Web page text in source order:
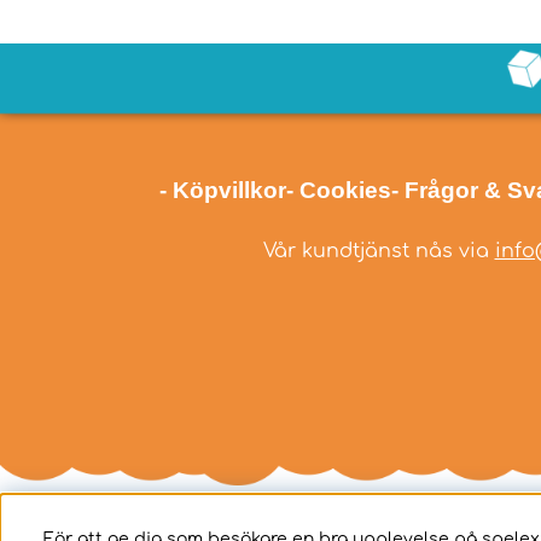
- Köpvillkor- Cookies- Frågor &
Vår kundtjänst nås via